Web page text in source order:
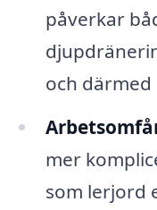
påverkar
och
mer
som lerjord